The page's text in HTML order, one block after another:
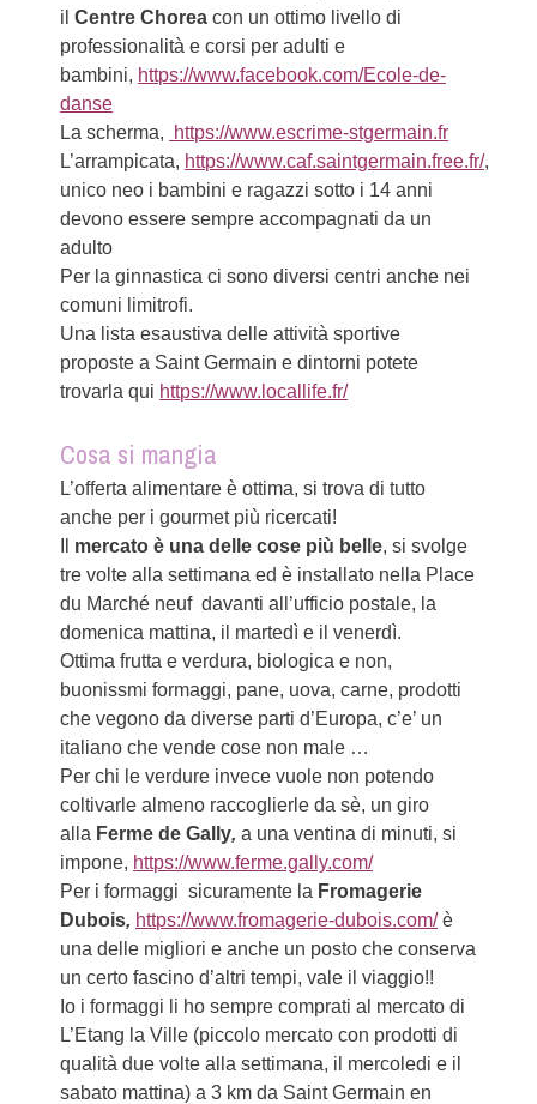
ilCentre Chorea con un ottimo livello di
professionalità e corsi per adulti e
bambini, https://www.facebook.com/Ecole-de-
danse
La scherma,
https://www.escrime-stgermain.fr
L’arrampicata, https://www.caf.saintgermain.free.fr/,
unico neo i bambini e ragazzi sotto i 14 anni
devono essere sempre accompagnati da un
adulto
Per la ginnastica ci sono diversi centri anche nei
comuni limitrofi.
Una lista esaustiva delle attività sportive
proposte a Saint Germain e dintorni potete
trovarla qui https://www.locallife.fr/
Cosa si mangia
L’offerta alimentare è ottima, si trova di tutto
anche per i gourmet più ricercati!
mercato è una delle cose più belle, si svolge
tre volte alla settimana ed è installato nella Place
du Marché neuf davanti all’ufficio postale, la
domenica mattina, il martedì e il venerdì.
Ottima frutta e verdura, biologica e non,
buonissmi formaggi, pane, uova, carne, prodotti
che vegono da diverse parti d’Europa, c’e’ un
italiano che vende cose non male …
Per chi le verdure invece vuole non potendo
coltivarle almeno raccoglierle da sè, un giro
alla Ferme de Gally, a una ventina di minuti, si
impone, https://www.ferme.gally.com/
Per i formaggi sicuramente la Fromagerie
Dubois, https://www.fromagerie-dubois.com/è
una delle migliori e anche un posto che conserva
un certo fascino d’altri tempi, vale il viaggio!!
Io i formaggi li ho sempre comprati al mercato di
L’Etang la Ville (piccolo mercato con prodotti di
qualità due volte alla settimana, il mercoledi e il
sabato mattina) a 3 km da Saint Germain en